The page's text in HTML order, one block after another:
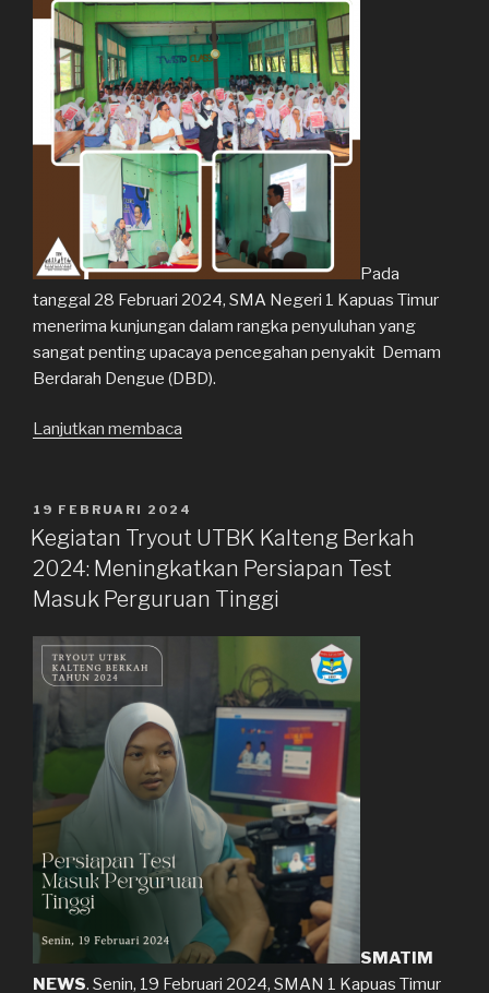
Karakter
Pemimpin
Muda”
Pada
tanggal 28 Februari 2024, SMA Negeri 1 Kapuas Timur
menerima kunjungan dalam rangka penyuluhan yang
sangat penting upacaya pencegahan penyakit Demam
Berdarah Dengue (DBD).
Lanjutkan membaca
Penyakit
DBD
di
SMA
Negeri
1
Timur”
DIPOSKAN
PADA
19 FEBRUARI 2024
Kegiatan Tryout UTBK Kalteng Berkah
2024: Meningkatkan Persiapan Test
Masuk Perguruan Tinggi
SMATIM
NEWS. Senin, 19 Februari 2024, SMAN 1 Kapuas Timur